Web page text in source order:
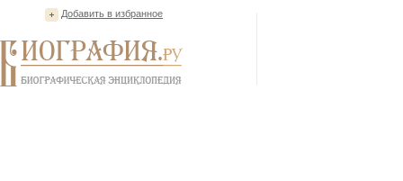
Добавить в избранное